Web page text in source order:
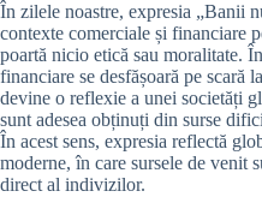
În zilele noastre, expresia „Banii
contexte comerciale și financiare
poartă nicio etică sau moralitate.
financiare se desfășoară pe scară
devine o reflexie a unei societăți
sunt adesea obținuți din surse
În acest sens, expresia reflectă
moderne, în care sursele de venit
direct al indivizilor.